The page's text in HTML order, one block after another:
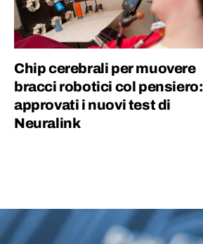
Chip cerebrali per muovere
bracci robotici col pensiero:
approvati i nuovi test di
Neuralink